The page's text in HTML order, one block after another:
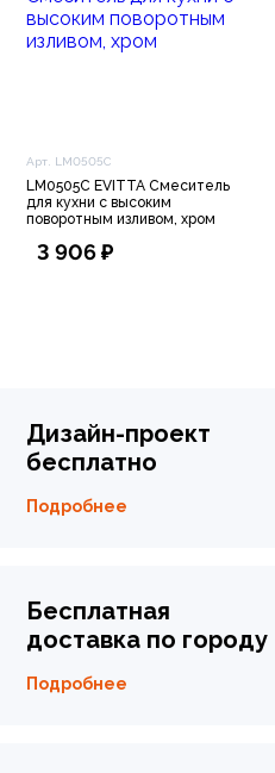
Арт. LM0505C
LM0505C EVITTA Смеситель
для кухни с высоким
поворотным изливом, хром
3 906 ₽
Дизайн-проект
бесплатно
Подробнее
Бесплатная
доставка по городу
Подробнее